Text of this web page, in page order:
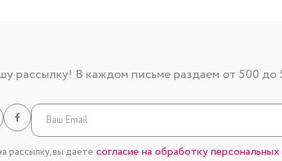
рассылку! В каждом письме раздаем от 500 до
рассылку, вы даете согласие на обработку